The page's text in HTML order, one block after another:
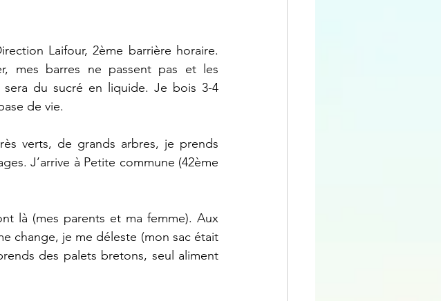
Laifour, 2ème barrière horaire.
mes barres ne passent pas et les
du sucré en liquide. Je bois 3-4
de vie.
verts, de grands arbres, je prends
J’arrive à Petite commune (42ème
là (mes parents et ma femme). Aux
change, je me déleste (mon sac était
des palets bretons, seul aliment